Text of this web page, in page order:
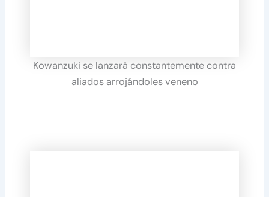
Kowanzuki se lanzará constantemente contra
aliados arrojándoles veneno